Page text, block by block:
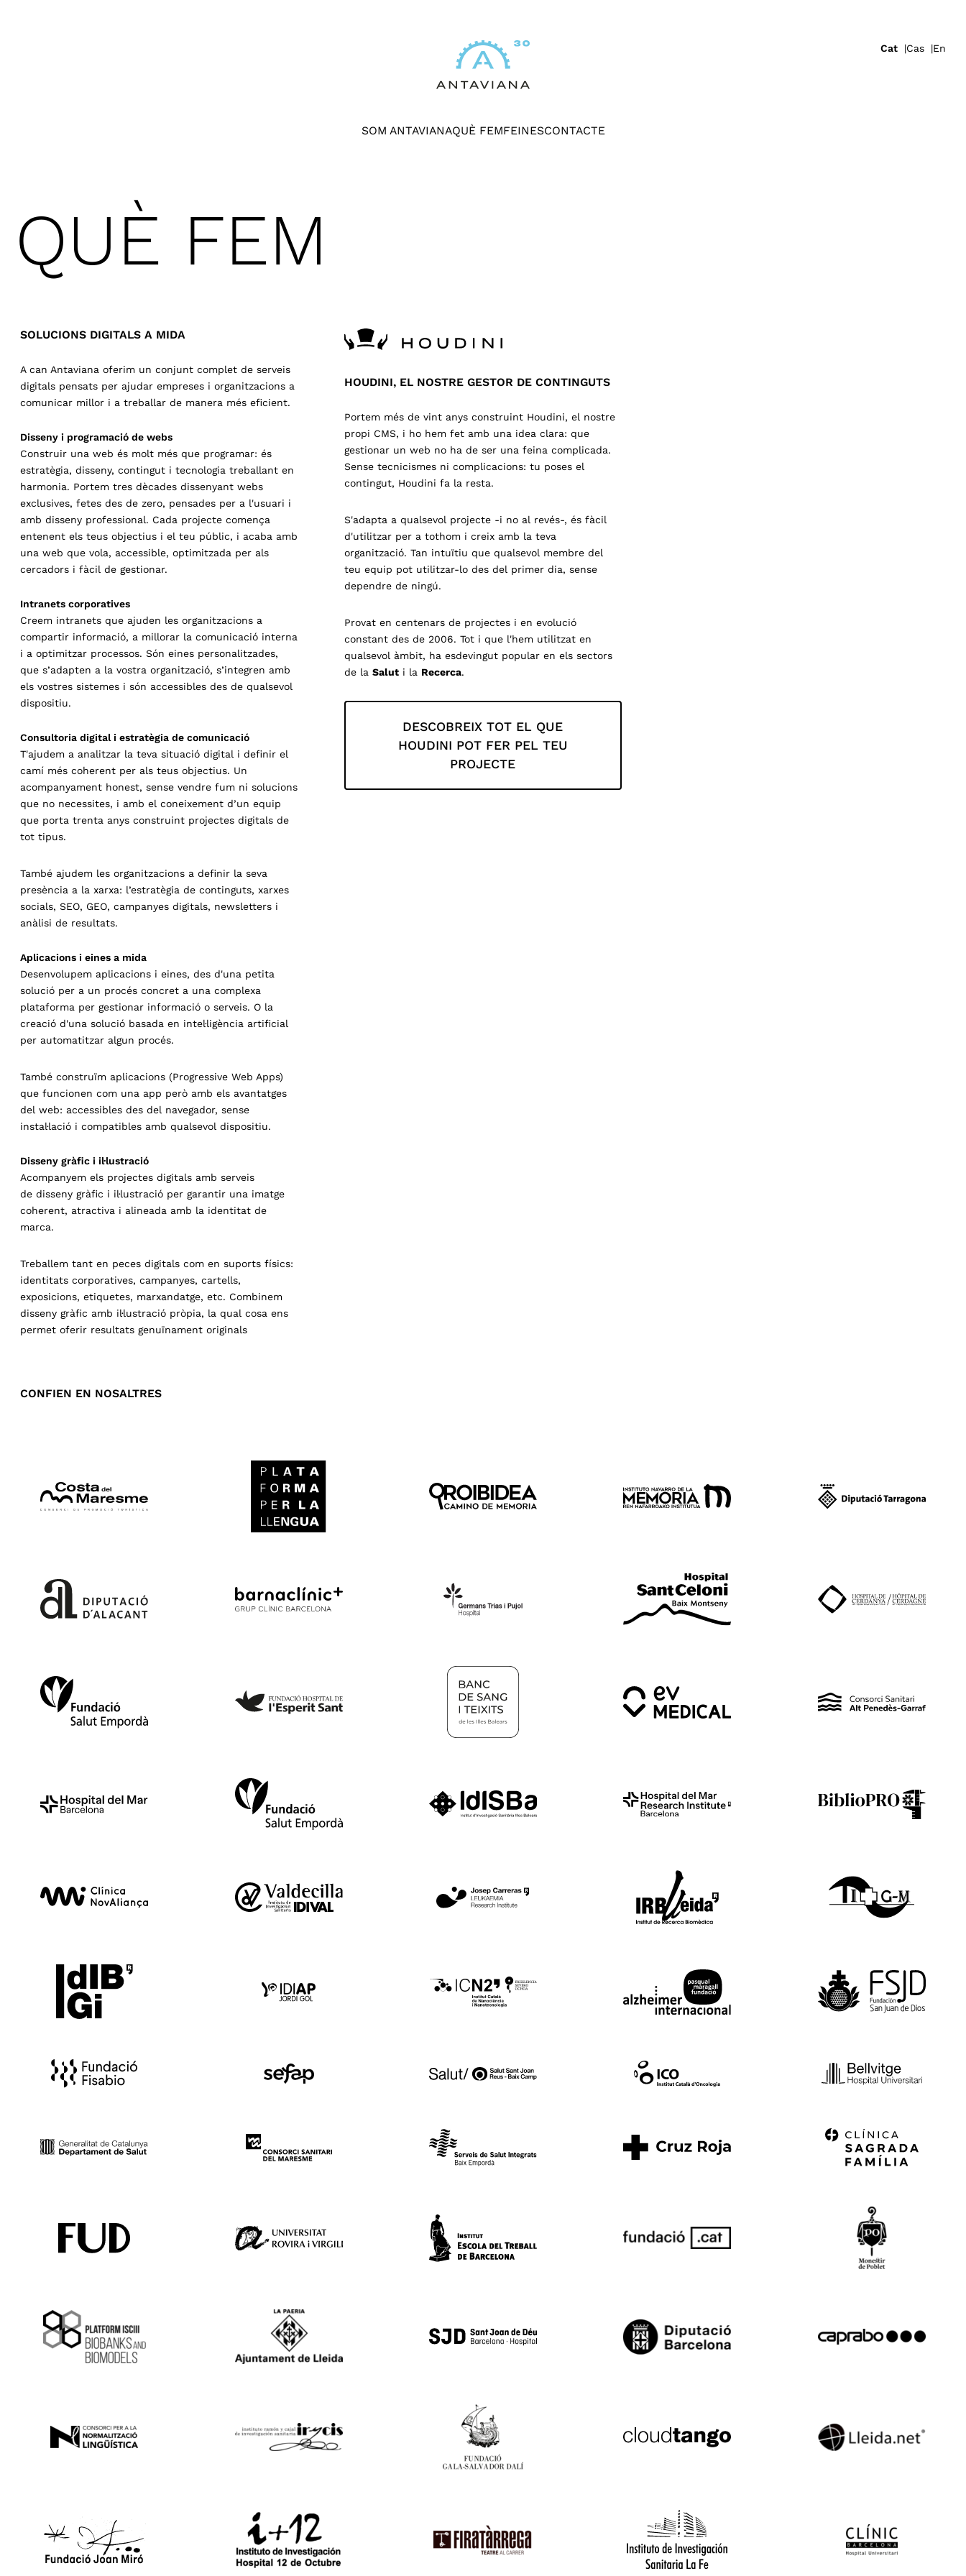
SOM ANTAVIANAQUÈ FEMFEINESCONTACTE
Cat Cas En
QUÈ FEM
SOLUCIONS DIGITALS A MIDA
A can Antaviana oferim un conjunt complet de serveis
digitals pensats per ajudar empreses i organitzacions a
comunicar millor i a treballar de manera més eficient.
Disseny i programació de webs
Construir una web és molt més que programar: és
estratègia, disseny, contingut i tecnologia treballant en
harmonia. Portem tres dècades dissenyant webs
exclusives, fetes des de zero, pensades per a l'usuari i
amb disseny professional. Cada projecte comença
entenent els teus objectius i el teu públic, i acaba amb
una web que vola, accessible, optimitzada per als
cercadors i fàcil de gestionar.
Intranets corporatives
Creem intranets que ajuden les organitzacions a
compartir informació, a millorar la comunicació interna
i a optimitzar processos. Són eines personalitzades,
que s’adapten a la vostra organització, s’integren amb
els vostres sistemes i són accessibles des de qualsevol
dispositiu.
Consultoria digital i estratègia de comunicació
T'ajudem a analitzar la teva situació digital i definir el
camí més coherent per als teus objectius. Un
acompanyament honest, sense vendre fum ni solucions
que no necessites, i amb el coneixement d’un equip
que porta trenta anys construint projectes digitals de
tot tipus.
També ajudem les organitzacions a definir la seva
presència a la xarxa: l’estratègia de continguts, xarxes
socials, SEO, GEO, campanyes digitals, newsletters i
anàlisi de resultats.
Aplicacions i eines a mida
Desenvolupem aplicacions i eines, des d'una petita
solució per a un procés concret a una complexa
plataforma per gestionar informació o serveis. O la
creació d'una solució basada en intel·ligència artificial
per automatitzar algun procés.
També construïm aplicacions (Progressive Web Apps)
que funcionen com una app però amb els avantatges
del web: accessibles des del navegador, sense
instal·lació i compatibles amb qualsevol dispositiu.
Disseny gràfic i il·lustració
Acompanyem els projectes digitals amb serveis
de disseny gràfic i il·lustració per garantir una imatge
coherent, atractiva i alineada amb la identitat de
marca.
Treballem tant en peces digitals com en suports físics:
identitats corporatives, campanyes, cartells,
exposicions, etiquetes, marxandatge, etc. Combinem
disseny gràfic amb il·lustració pròpia, la qual cosa ens
permet oferir resultats genuïnament originals
HOUDINI, EL NOSTRE GESTOR DE CONTINGUTS
Portem més de vint anys construint Houdini, el nostre
propi CMS, i ho hem fet amb una idea clara: que
gestionar un web no ha de ser una feina complicada.
Sense tecnicismes ni complicacions: tu poses el
contingut, Houdini fa la resta.
S'adapta a qualsevol projecte -i no al revés-, és fàcil
d'utilitzar per a tothom i creix amb la teva
organització. Tan intuïtiu que qualsevol membre del
teu equip pot utilitzar-lo des del primer dia, sense
dependre de ningú.
Provat en centenars de projectes i en evolució
constant des de 2006. Tot i que l'hem utilitzat en
qualsevol àmbit, ha esdevingut popular en els sectors
de la Saluti la Recerca.
DESCOBREIX TOT EL QUE
HOUDINI POT FER PEL TEU
PROJECTE
CONFIEN EN NOSALTRES